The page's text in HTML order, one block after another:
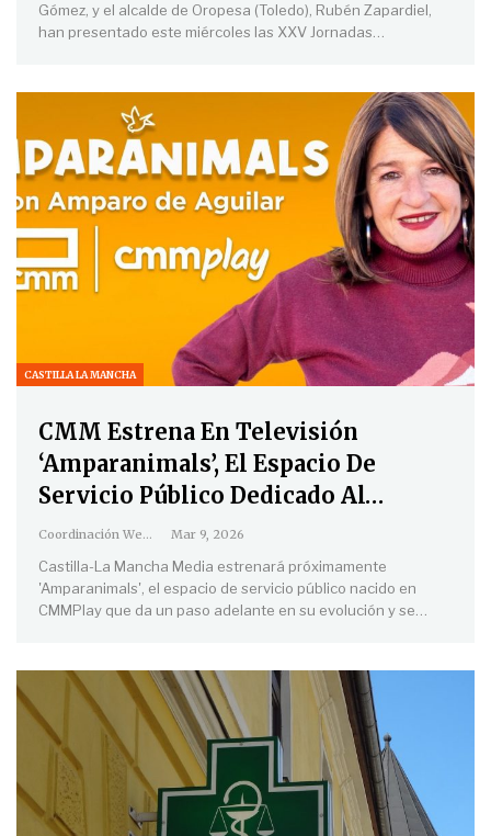
Gómez, y el alcalde de Oropesa (Toledo), Rubén Zapardiel,
han presentado este miércoles las XXV Jornadas…
CASTILLA LA MANCHA
CMM Estrena En Televisión
‘Amparanimals’, El Espacio De
Servicio Público Dedicado Al…
Coordinación Web Mar 9, 2026
Castilla-La Mancha Media estrenará próximamente
'Amparanimals', el espacio de servicio público nacido en
CMMPlay que da un paso adelante en su evolución y se